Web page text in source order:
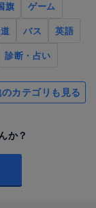
旗
ゲーム
バス
英語
診断・占い
カテゴリも見る
か？